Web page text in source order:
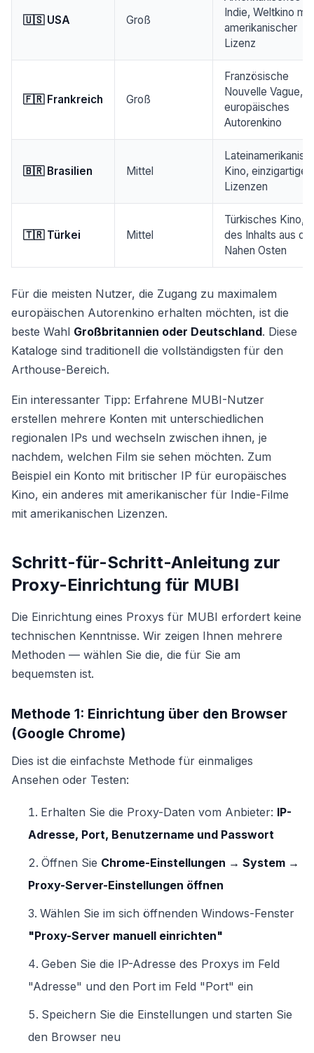
🇺🇸 USA Groß
Indie, Weltkino mit
amerikanischer
Lizenz
🇫🇷 Frankreich Groß
Französische
Nouvelle Vague,
europäisches
Autorenkino
🇧🇷 Brasilien Mittel
Kino, einzigartige
Lizenzen
🇹🇷 Türkei Mittel
Türkisches Kino,
des Inhalts aus
Nahen Osten
Für die meisten Nutzer, die Zugang zu maximalem
europäischen Autorenkino erhalten möchten, ist die
beste Wahl Großbritannien oder Deutschland. Diese
Kataloge sind traditionell die vollständigsten für den
Arthouse-Bereich.
Ein interessanter Tipp: Erfahrene MUBI-Nutzer
erstellen mehrere Konten mit unterschiedlichen
regionalen IPs und wechseln zwischen ihnen, je
nachdem, welchen Film sie sehen möchten. Zum
Beispiel ein Konto mit britischer IP für europäisches
Kino, ein anderes mit amerikanischer für Indie-Filme
mit amerikanischen Lizenzen.
Schritt-für-Schritt-Anleitung zur
Proxy-Einrichtung für MUBI
Die Einrichtung eines Proxys für MUBI erfordert keine
technischen Kenntnisse. Wir zeigen Ihnen mehrere
Methoden — wählen Sie die, die für Sie am
bequemsten ist.
Methode 1: Einrichtung über den Browser
(Google Chrome)
Dies ist die einfachste Methode für einmaliges
Ansehen oder Testen:
Erhalten Sie die Proxy-Daten vom Anbieter: IP-
Adresse, Port, Benutzername und Passwort
Öffnen Sie Chrome-Einstellungen → System →
Proxy-Server-Einstellungen öffnen
Wählen Sie im sich öffnenden Windows-Fenster
"Proxy-Server manuell einrichten"
Geben Sie die IP-Adresse des Proxys im Feld
"Adresse" und den Port im Feld "Port" ein
Speichern Sie die Einstellungen und starten Sie
den Browser neu